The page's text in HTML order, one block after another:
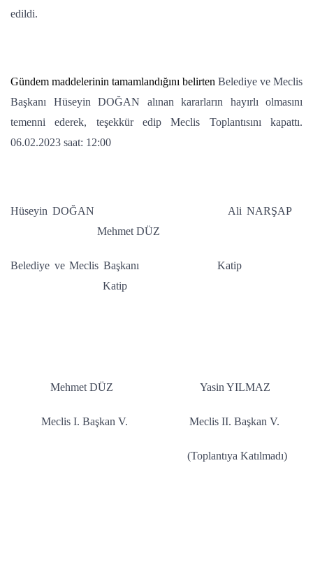
edildi.
Gündem maddelerinin tamamlandığını belirten Belediye ve Meclis
Başkanı Hüseyin DOĞAN alınan kararların hayırlı olmasını
temenni ederek, teşekkür edip Meclis Toplantısını kapattı.
06.02.2023 saat: 12:00
Hüseyin DOĞAN Ali NARŞAP
Mehmet DÜZ
Belediye ve Meclis Başkanı Katip
Katip
Mehmet DÜZ Yasin YILMAZ
Meclis I. Başkan V. Meclis II. Başkan V.
(Toplantıya Katılmadı)